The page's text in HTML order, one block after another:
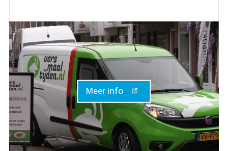
Meer info